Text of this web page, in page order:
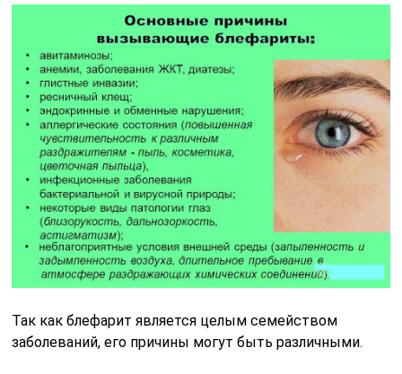
Так как блефарит является целым семейством
заболеваний, его причины могут быть различными.